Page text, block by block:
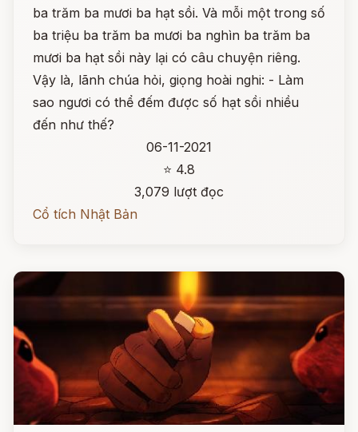
ba trăm ba mươi ba hạt sồi. Và mỗi một trong số
ba triệu ba trăm ba mươi ba nghìn ba trăm ba
mươi ba hạt sồi này lại có câu chuyện riêng.
Vậy là, lãnh chúa hỏi, giọng hoài nghi: - Làm
sao ngươi có thể đếm được số hạt sồi nhiều
đến như thế?
06-11-2021
⭐ 4.8
3,079 lượt đọc
Cổ tích Nhật Bản